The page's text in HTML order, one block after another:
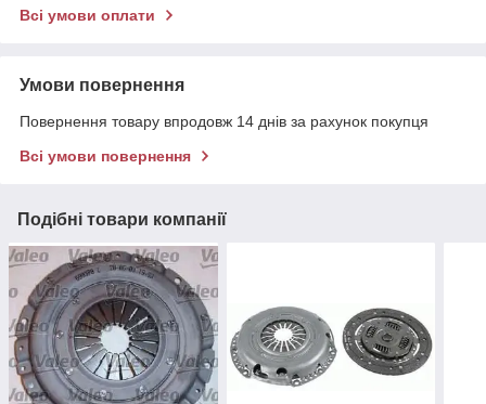
Всі умови оплати
Умови повернення
Повернення товару впродовж 14 днів за рахунок покупця
Всі умови повернення
Подібні товари компанії